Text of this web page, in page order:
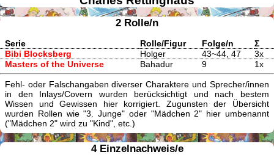
2 Rolle/n
Serie Rolle/Figur Folge/n
Σ
Bibi Blocksberg
Holger 43~44, 47
3x
Masters of the Universe
Bahadur 9 1x
Fehl- oder Falschangaben diverser Charaktere und Sprecher/innen
in den Inlays/Covern wurden berücksichtigt und nach bestem
Wissen und Gewissen hier korrigiert. Zugunsten der Übersicht
wurden Rollen wie "3. Junge" oder "Mädchen 2" hier umbenannt
("Mädchen 2" wird zu "Kind", etc.)
4 Einzelnachweis/e